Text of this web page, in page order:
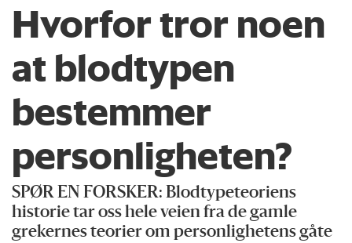
Hvorfor tror noen
at blodtypen
bestemmer
personligheten?
SPØR EN FORSKER: Blodtypeteoriens
historie tar oss hele veien fra de gamle
grekernes teorier om personlighetens gåte